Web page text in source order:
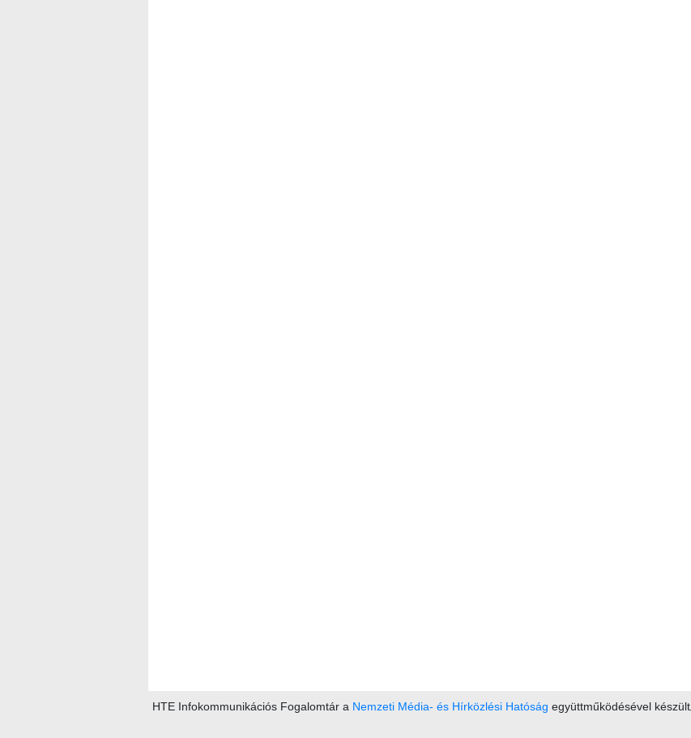
HTE Infokommunikációs Fogalomtár a Nemzeti Média- és Hírközlési Hatóság együttműködésével készült